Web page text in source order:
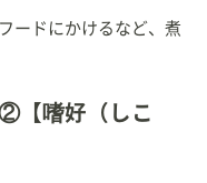
ードにかけるなど、煮
【嗜好（しこ